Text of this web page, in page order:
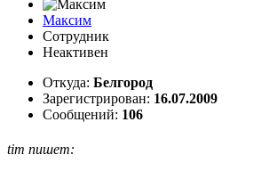
Максим
Сотрудник
Неактивен
Откуда: Белгород
Зарегистрирован: 16.07.2009
Сообщений: 106
tim пишет: